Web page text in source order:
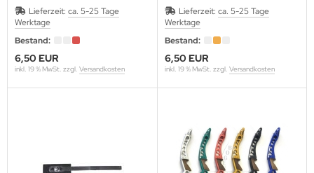
Lieferzeit: ca. 5-25 Tage
Werktage
Bestand:
6,50 EUR
inkl. 19 % MwSt. zzgl. Versandkosten
Lieferzeit: ca. 5-25 Tage
Werktage
Bestand:
6,50 EUR
inkl. 19 % MwSt. zzgl. Versandkosten